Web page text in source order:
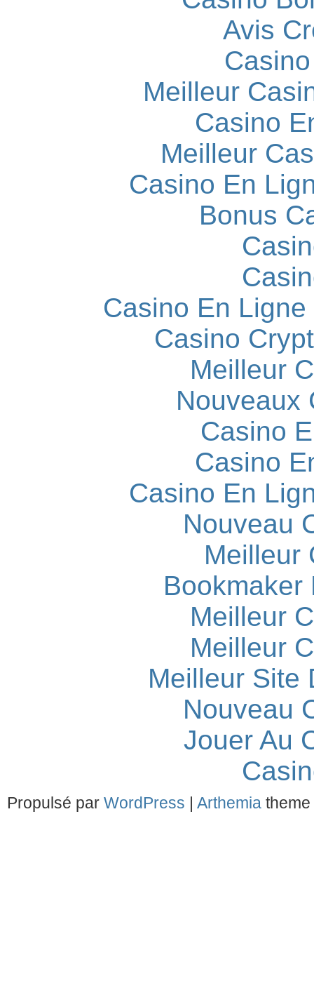
Avis
Meilleur
Casino
Meilleur
Casino En
Bonus
Casino En
Casino
Meilleur
Nouveaux
Casino
Casino
Casino En
Nouveau
Meilleur
Bookmaker
Meilleur
Meilleur
Meilleur Site
Nouveau
Jouer Au
Propulsé par WordPress | Arthemia